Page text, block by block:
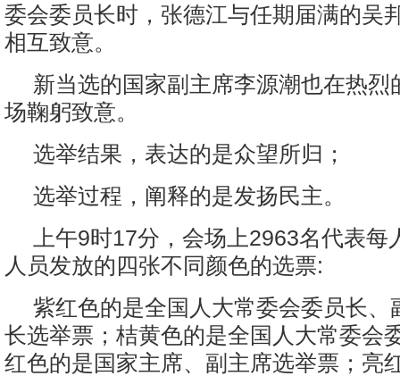
委会委员长时，张德江与任期届满的吴
相互致意。
新当选的国家副主席李源潮也在热烈
场鞠躬致意。
选举结果，表达的是众望所归；
选举过程，阐释的是发扬民主。
上午9时17分，会场上2963名代表每
人员发放的四张不同颜色的选票:
紫红色的是全国人大常委会委员长、
长选举票；桔黄色的是全国人大常委会
红色的是国家主席、副主席选举票；亮